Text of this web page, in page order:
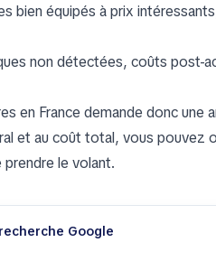
bien équipés à prix
non détectées, coûts post-
en France demande donc une
et au coût total, vous
le volant.
Google